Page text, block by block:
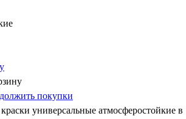
покупки
универсальные атмосферостойкие в